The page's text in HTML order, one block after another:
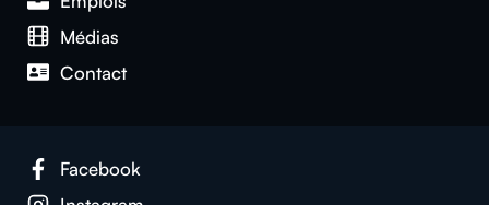
Médias
Contact
Facebook